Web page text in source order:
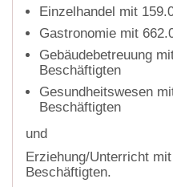
Einzelhandel mit
Gastronomie mit
Gebäudebetreuung
Beschäftigten
Gesundheitswesen
Beschäftigten
und
Erziehung/Unterricht
Beschäftigten.